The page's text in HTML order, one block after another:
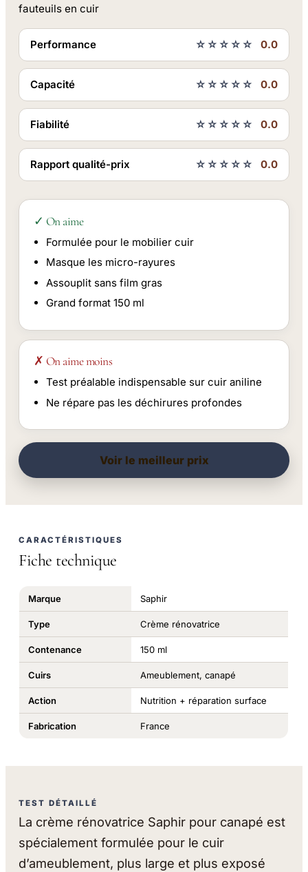
fauteuils en cuir
Performance ☆☆☆☆☆ 0.0
Capacité ☆☆☆☆☆ 0.0
Fiabilité ☆☆☆☆☆ 0.0
Rapport qualité-prix ☆☆☆☆☆ 0.0
✓ On aime
Formulée pour le mobilier cuir
Masque les micro-rayures
Assouplit sans film gras
Grand format 150 ml
✗ On aime moins
Test préalable indispensable sur cuir aniline
Ne répare pas les déchirures profondes
Voir le meilleur prix
CARACTÉRISTIQUES
Fiche technique
Marque Saphir
Type Crème rénovatrice
Contenance 150 ml
Cuirs Ameublement, canapé
Action Nutrition + réparation surface
Fabrication France
TEST DÉTAILLÉ
La crème rénovatrice Saphir pour canapé est
spécialement formulée pour le cuir
d’ameublement, plus large et plus exposé